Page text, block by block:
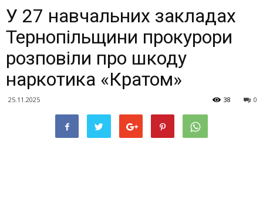
У 27 навчальних закладах
Тернопільщини прокурори
розповіли про шкоду
наркотика «Кратом»
25.11.2025 0
38